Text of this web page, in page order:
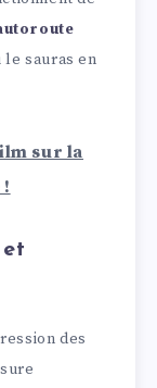
le sauras en
sur la
des